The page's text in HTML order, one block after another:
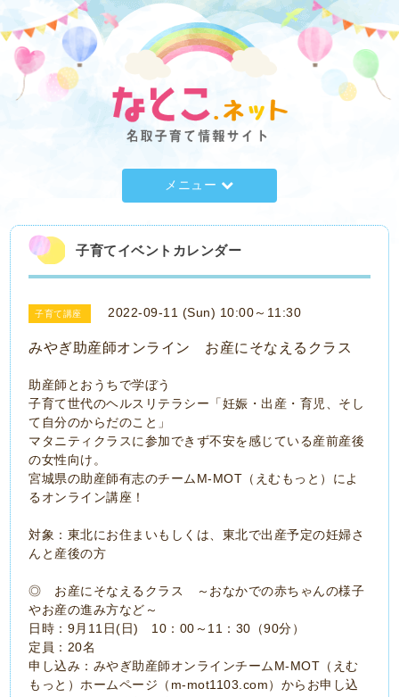
メニュー
子育てイベントカレンダー
子育て講座 2022-09-11 (Sun) 10:00～11:30
みやぎ助産師オンライン お産にそなえるクラス
助産師とおうちで学ぼう
子育て世代のヘルスリテラシー「妊娠・出産・育児、そし
て自分のからだのこと」
マタニティクラスに参加できず不安を感じている産前産後
の女性向け。
宮城県の助産師有志のチームM-MOT（えむもっと）によ
るオンライン講座！
対象：東北にお住まいもしくは、東北で出産予定の妊婦さ
んと産後の方
◎ お産にそなえるクラス ～おなかでの赤ちゃんの様子
やお産の進み方など～
日時：9月11日(日) 10：00～11：30（90分）
定員：20名
申し込み：みやぎ助産師オンラインチームM-MOT（えむ
もっと）ホームページ（m-mot1103.com）からお申し込